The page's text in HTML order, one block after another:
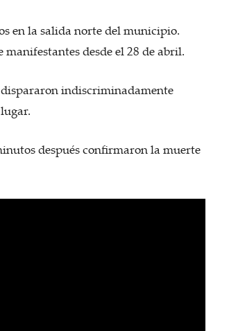
en la salida norte del municipio.
desde el 28 de abril.
indiscriminadamente
después confirmaron la muerte